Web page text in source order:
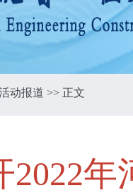
动报道 >> 正文
2022